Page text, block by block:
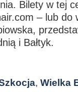
Bilety w tej
– lub do
i Bałtyk.
, Wielka